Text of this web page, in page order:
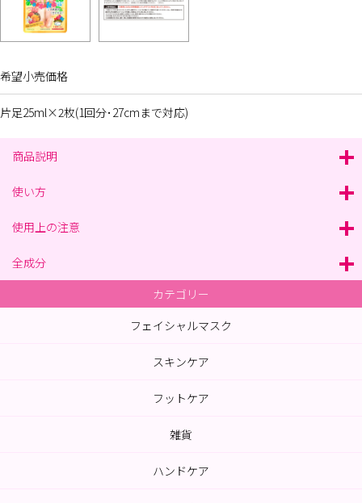
希望小売価格
片足25ml×2枚(1回分･27cmまで対応)
商品説明
使い方
使用上の注意
全成分
カテゴリー
フェイシャルマスク
スキンケア
フットケア
雑貨
ハンドケア